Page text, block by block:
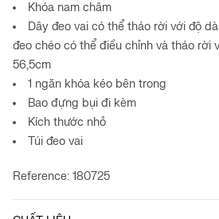
Khóa nam châm
Dây đeo vai có thể tháo rời với độ
đeo chéo có thể điều chỉnh và tháo rời
56,5cm
1 ngăn khóa kéo bên trong
Bao đựng bụi đi kèm
Kích thước nhỏ
Túi đeo vai
Reference: 180725